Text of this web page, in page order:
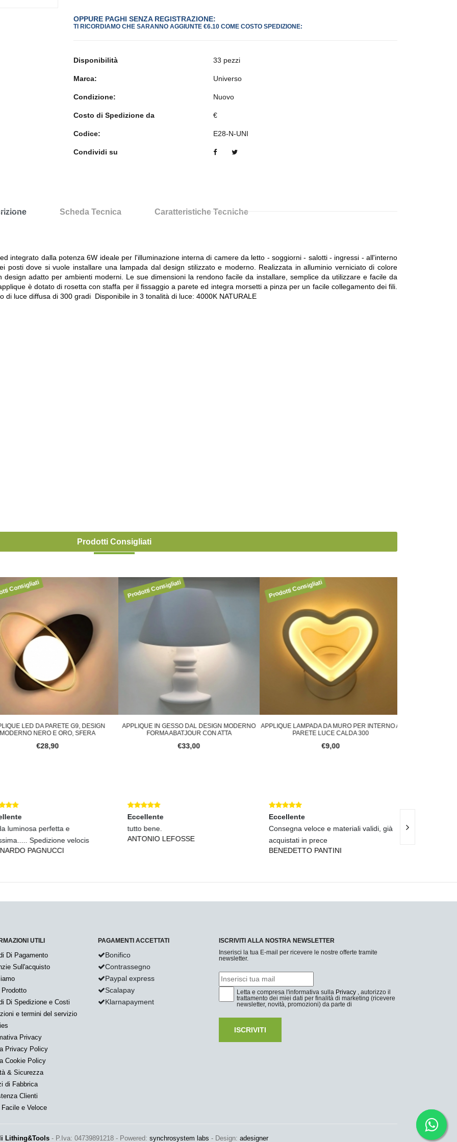
OPPURE PAGHI SENZA REGISTRAZIONE:
TI RICORDIAMO CHE SARANNO AGGIUNTE €6.10 COME COSTO SPEDIZIONE:
Disponibilità 33 pezzi
Marca: Universo
Condizione: Nuovo
Costo di Spedizione da €
Codice: E28-N-UNI
Condividi su
Scheda Tecnica Caratteristiche Tecniche
integrato dalla potenza 6W ideale per l'illuminazione interna di camere da letto - soggiorni - salotti - ingressi - all'interno
posti dove si vuole installare una lampada dal design stilizzato e moderno. Realizzata in alluminio verniciato di colore
adatto per ambienti moderni. Le sue dimensioni la rendono facile da installare, semplice da utilizzare e facile da
è dotato di rosetta con staffa per il fissaggio a parete ed integra morsetti a pinza per un facile collegamento dei fili.
di luce diffusa di 300 gradi Disponibile in 3 tonalità di luce: 4000K NATURALE
Prodotti Consigliati
LED DA PARETE G9, DESIGN
NERO E ORO, SFERA
€28,90
APPLIQUE IN GESSO DAL DESIGN MODERNO
FORMA ABATJOUR CON ATTA
€33,00
APPLIQUE LAMPADA DA MURO PER INTERNO A
PARETE LUCE CALDA 300
€9,00
luminosa perfetta e
Spedizione velocis
PAGNUCCI
Eccellente
tutto bene.
ANTONIO LEFOSSE
Eccellente
Consegna veloce e materiali validi, già
acquistati in prece
BENEDETTO PANTINI
Spedizione
UTILI
Di Pagamento
Sull'acquisto
Prodotto
Di Spedizione e Costi
e termini del servizio
Privacy
Privacy Policy
Cookie Policy
& Sicurezza
di Fabbrica
Clienti
Facile e Veloce
PAGAMENTI ACCETTATI
Bonifico
Contrassegno
Paypal express
Scalapay
Klarnapayment
ISCRIVITI ALLA NOSTRA NEWSLETTER
Inserisci la tua E-mail per ricevere le nostre offerte tramite
newsletter.
Letta e compresa l'informativa sulla Privacy , autorizzo il
trattamento dei miei dati per finalità di marketing (ricevere
newsletter, novità, promozioni) da parte di
ISCRIVITI
Lithing&Tools - P.Iva: 04739891218 - Powered: synchrosystem labs - Design: adesigner